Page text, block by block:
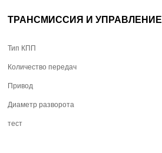
ТРАНСМИССИЯ И УПРАВЛЕНИЕ
Тип КПП
Количество передач
Привод
Диаметр разворота
тест